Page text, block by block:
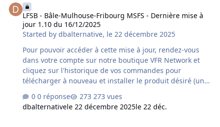
supplémentaire variable peut s'avérer nécessaire à la
mise à disposition de cette mise à jour par le revendeur
concerné. Contenu de la mise à jour version 1.30 du
05/01/2025 : - Compatibilité MSFS2024 - nombreux
aérodromes optimisés - nombr…
LFSB - Bâle-Mulhouse-Fribourg MSFS - Dernière mise à
jour 1.10 du 16/12/2025
Started bydbalternative, le 22 décembre 2025
Pour pouvoir accéder à cette mise à jour, rendez-vous
dans votre compte sur notre boutique VFR Network et
cliquez sur l'historique de vos commandes pour
télécharger à nouveau et installer le produit désiré (une
désinstallation préalable du produit déjà installé sur
votre ordinateur est fortement conseillée). Si vous avez
acquis le produit chez un autre revendeur assurez-vous
0 réponse
273 vues
dbalternativele 22 décembre 2025le 22 déc.